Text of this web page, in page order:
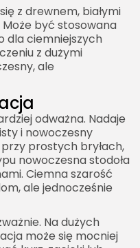
z drewnem, białymi
być stosowana
dla ciemniejszych
z dużymi
ale
odważna. Nadaje
i nowoczesny
prostych bryłach,
nowoczesna stodoła
Ciemna szarość
ale jednocześnie
Na dużych
może się mocniej